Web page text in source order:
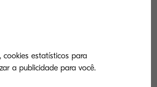
cookies estatísticos para
a publicidade para você.